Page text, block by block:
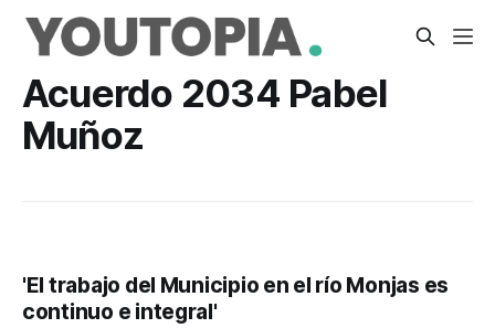
Acuerdo 2034 Pabel
Muñoz
'El trabajo del Municipio en el río Monjas es
continuo e integral'